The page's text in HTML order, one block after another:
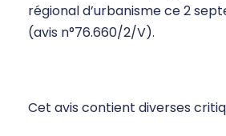
régional d’urbanisme ce 2
(avis n°76.660/2/V).
Cet avis contient diverses